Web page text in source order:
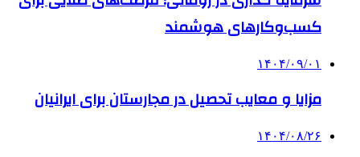
کسب‌وکارهای هوشمند
۱۴۰۴/۰۹/۰۱
مزایا و معایب تحصیل در مجارستان برای ایرانیان
۱۴۰۴/۰۸/۲۶